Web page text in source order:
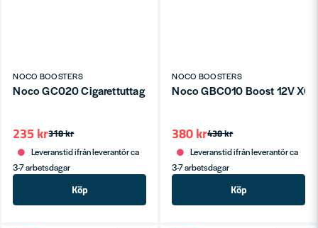
NOCO BOOSTERS
Noco GC020 Cigarettuttag Hane 2 Hona
318 kr
235 kr
Leveranstid ifrån leverantör ca
3-7 arbetsdagar
Köp
NOCO BOOSTERS
Noco GBC010 Boost 12V
438 kr
380 kr
Leveranstid ifrån leverantör ca
3-7 arbetsdagar
Köp